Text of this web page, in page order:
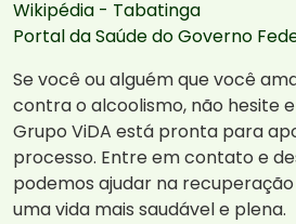
Wikipédia - Tabatinga
Portal da Saúde do Governo
Se você ou alguém que você
contra o alcoolismo, não hesite
Grupo ViDA está pronta para
processo. Entre em contato e
podemos ajudar na
uma vida mais saudável e plena.